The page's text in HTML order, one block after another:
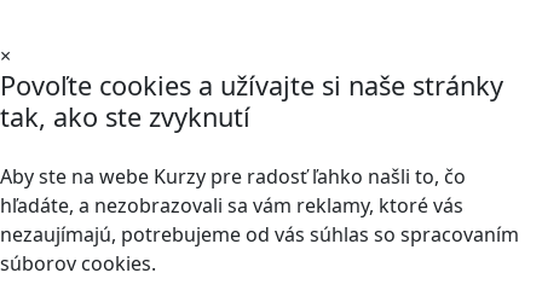
×
Povoľte cookies a užívajte si naše stránky
tak, ako ste zvyknutí
Aby ste na webe Kurzy pre radosť ľahko našli to, čo
hľadáte, a nezobrazovali sa vám reklamy, ktoré vás
nezaujímajú, potrebujeme od vás súhlas so spracovaním
súborov cookies.